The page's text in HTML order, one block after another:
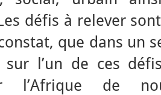
défis à relever
que dans un
sur l’un de ces
l’Afrique de